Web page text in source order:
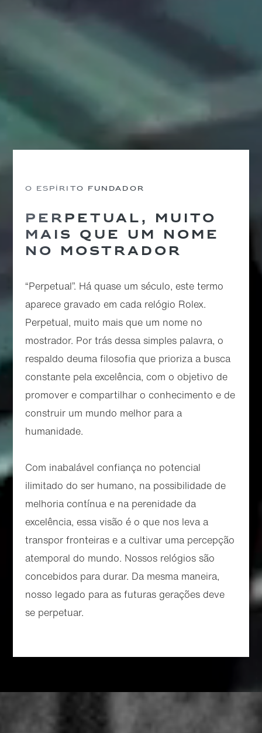
PERPETUAL, MUITO
MAIS QUE UM NOME
NO MOSTRADOR
O espírito fundador
“Perpetual”. Há quase um século, este termo
aparece gravado em cada relógio Rolex.
Perpetual, muito mais que um nome no
mostrador. Por trás dessa simples palavra, o
respaldo deuma filosofia que prioriza a busca
constante pela excelência, com o objetivo de
promover e compartilhar o conhecimento e de
construir um mundo melhor para a
humanidade.
Com inabalável confiança no potencial
ilimitado do ser humano, na possibilidade de
melhoria contínua e na perenidade da
excelência, essa visão é o que nos leva a
transpor fronteiras e a cultivar uma percepção
atemporal do mundo. Nossos relógios são
concebidos para durar. Da mesma maneira,
nosso legado para as futuras gerações deve
se perpetuar.